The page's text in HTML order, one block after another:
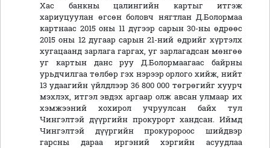
Хас банкны цалингийн картыг итгэж
хариуцуулан өгсөн боловч нягтлан Д.Болормаа
картнаас 2015 оны 11 дүгээр сарын 30-ны өдрөөс
2015 оны 12 дугаар сарын 21-ний өдрийг хүртэлх
хугацаанд зарлага гаргах, уг зарлагадсан мөнгөө
уг картын данс руу Д.Болормаагаас байрны
урьдчилгаа төлбөр гэх нэрээр орлого хийж, нийт
13 удаагийн үйлдлээр 36 800 000 төгрөгийг хуурч
мэхлэх, итгэл эвдэх аргаар олж авсан улмаар их
хэмжээний хохирол учруулсан байх тул
Чингэлтэй дүүргийн прокурорт хандсан. Иймд
Чингэлтэй дүүргийн прокуророос шийдвэр
гарсны дараа иргэний хэргийн асуудлаа